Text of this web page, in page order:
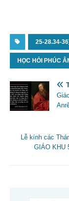
25-28.34-
HỌC HỎI PHÚC
Lễ kính các
GIÁO KHU